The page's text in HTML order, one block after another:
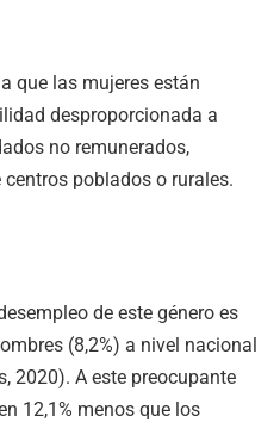
que las mujeres están
desproporcionada a
no remunerados,
poblados o rurales.
de este género es
(8,2%) a nivel nacional
2020). A este preocupante
12,1% menos que los